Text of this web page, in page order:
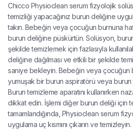
Chicco Physioclean serum fizyolojik
temizliği yapacağınız burun deliğine
takın. Bebeğin veya çocuğun burnuna
burun deliğine püskürtün. Solüsyon,
şekilde temizlemek için fazlasıyla
deliğine dağılması ve etkili bir şekilde
saniye bekleyin. Bebeğin veya çocuğun
yumuşak bir burun aspiratörü veya burun
Burun temizleme aparatını kullanırken
dikkat edin. İşlemi diğer burun deliği için
tamamlandığında, Physioclean serum
uygulama uç kısmını çıkarın ve